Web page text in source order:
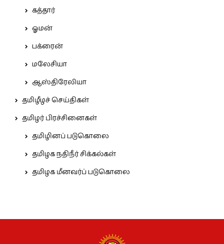
கத்தார்
ஓமன்
பக்ரைன்
மலேசியா
ஆஸ்திரேலியா
தமிழீழச் செய்திகள்
தமிழர் பிரச்சினைகள்
தமிழினப் படுகொலை
தமிழக நதிநீர் சிக்கல்கள்
தமிழக மீனவர்ப் படுகொலை